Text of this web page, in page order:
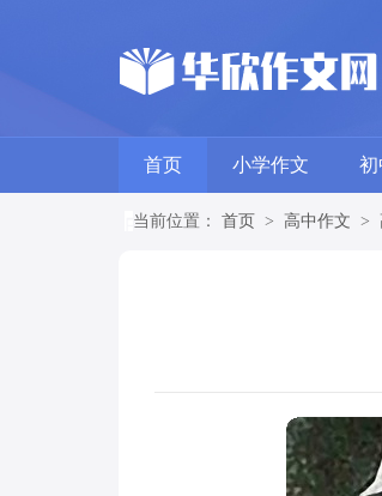
首页 小学作文 初
当前位置： 首页 > 高中作文 >